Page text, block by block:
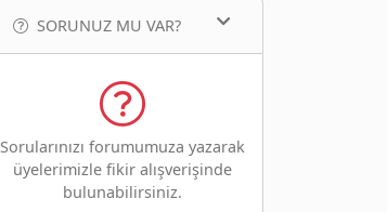
SORUNUZ MU VAR?
Sorularınızı forumumuza yazarak
üyelerimizle fikir alışverişinde
bulunabilirsiniz.